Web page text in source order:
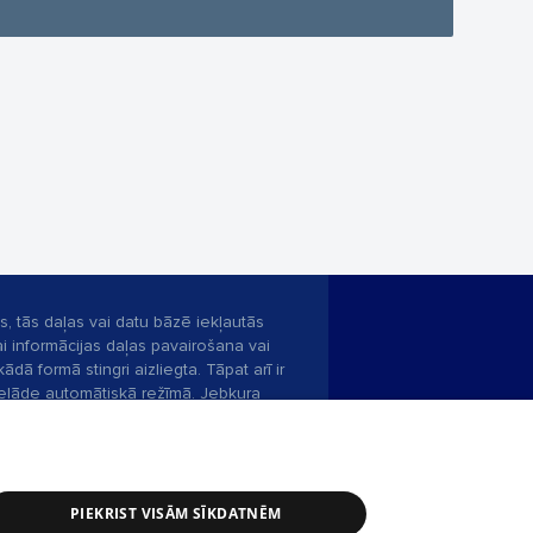
tās daļas vai datu bāzē iekļautās
informācijas daļas pavairošana vai
formā stingri aizliegta. Tāpat arī ir
automātiskā režīmā. Jebkura
PIEKRIST VISĀM SĪKDATNĒM